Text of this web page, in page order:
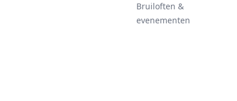
Bruiloften &
evenementen